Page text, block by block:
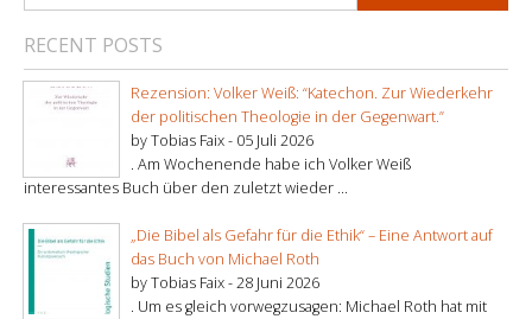
RECENT POSTS
Rezension: Volker Weiß: “Katechon. Zur Wiederkehr
der politischen Theologie in der Gegenwart.”
by Tobias Faix - 05 Juli 2026
. Am Wochenende habe ich Volker Weiß
interessantes Buch über den zuletzt wieder ...
„Die Bibel als Gefahr für die Ethik“ – Eine Antwort auf
das Buch von Michael Roth
by Tobias Faix -28 Juni 2026
. Um es gleich vorwegzusagen: Michael Roth hat mit